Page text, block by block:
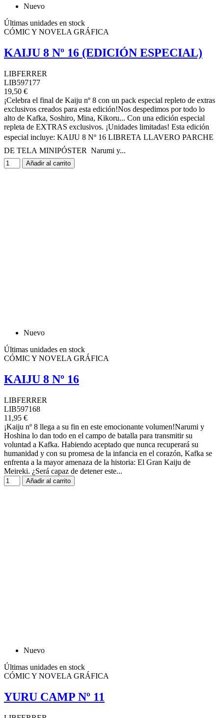
Nuevo
Últimas unidades en stock
CÓMIC Y NOVELA GRÁFICA
KAIJU 8 Nº 16 (EDICIÓN ESPECIAL)
LIBFERRER
LIB597177
19,50 €
¡Celebra el final de Kaiju nº 8 con un pack especial repleto de extras
exclusivos creados para esta edición!Nos despedimos por todo lo
alto de Kafka, Soshiro, Mina, Kikoru... Con una edición especial
repleta de EXTRAS exclusivos. ¡Unidades limitadas! Esta edición
especial incluye: KAIJU 8 Nº 16 LIBRETA LLAVERO PARCHE
DE TELA MINIPÓSTER Narumi y...
Añadir al carrito
Nuevo
Últimas unidades en stock
CÓMIC Y NOVELA GRÁFICA
KAIJU 8 Nº 16
LIBFERRER
LIB597168
11,95 €
¡Kaiju nº 8 llega a su fin en este emocionante volumen!Narumi y
Hoshina lo dan todo en el campo de batalla para transmitir su
voluntad a Kafka. Habiendo aceptado que nunca recuperará su
humanidad y con su promesa de la infancia en el corazón, Kafka se
enfrenta a la mayor amenaza de la historia: El Gran Kaiju de
Meireki. ¿Será capaz de detener este...
Añadir al carrito
Nuevo
Últimas unidades en stock
CÓMIC Y NOVELA GRÁFICA
YURU CAMP Nº 11